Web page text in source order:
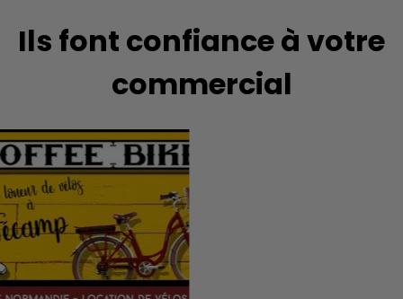
Ils font confiance à votre
commercial